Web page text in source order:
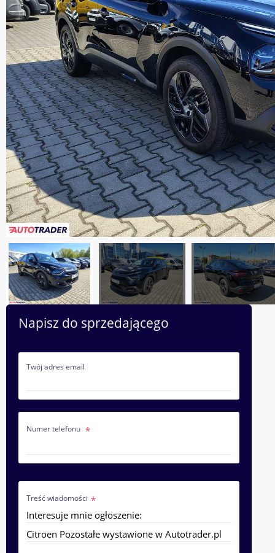
Napisz do sprzedającego
Twój adres email
Numer telefonu
Treść wiadomości